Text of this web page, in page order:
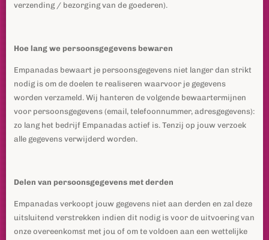
verzending / bezorging van de goederen).
Hoe lang we persoonsgegevens bewaren
Empanadas bewaart je persoonsgegevens niet langer dan strikt
nodig is om de doelen te realiseren waarvoor je gegevens
worden verzameld. Wij hanteren de volgende bewaartermijnen
voor persoonsgegevens (email, telefoonnummer, adresgegevens):
zo lang het bedrijf Empanadas actief is. Tenzij op jouw verzoek
alle gegevens verwijderd worden.
Delen van persoonsgegevens met derden
Empanadas verkoopt jouw gegevens niet aan derden en zal deze
uitsluitend verstrekken indien dit nodig is voor de uitvoering van
onze overeenkomst met jou of om te voldoen aan een wettelijke